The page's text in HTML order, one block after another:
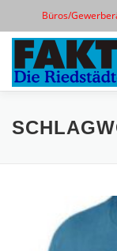
Büros/
Zum
springen
START
SILENT BOOK